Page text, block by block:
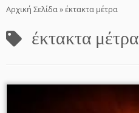
στο
Αρχική Σελίδα»έκτακτα μέτρα
έκτακτα μέτρα